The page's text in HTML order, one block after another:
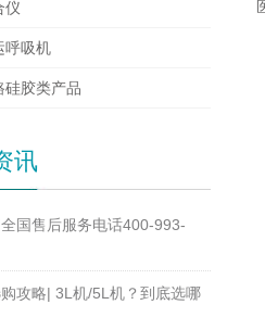
仪
呼吸机
硅胶类产品
讯
国售后服务电话400-993-
攻略| 3L机/5L机？到底选哪